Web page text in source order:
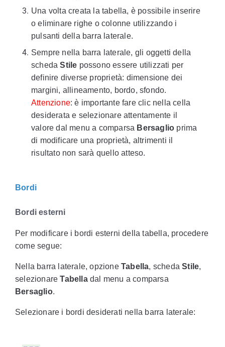
Una volta creata la tabella, è possibile inserire
o eliminare righe o colonne utilizzando i
pulsanti della barra laterale.
Sempre nella barra laterale, gli oggetti della
schedaStile possono essere utilizzati per
definire diverse proprietà: dimensione dei
margini, allineamento, bordo, sfondo.
Attenzione: è importante fare clic nella cella
desiderata e selezionare attentamente il
valore dal menu a comparsa Bersaglio prima
di modificare una proprietà, altrimenti il
risultato non sarà quello atteso.
Bordi
Bordi esterni
Per modificare i bordi esterni della tabella, procedere
come segue:
Nella barra laterale, opzione Tabella, schedaStile,
selezionareTabelladal menu a comparsa
Bersaglio.
Selezionare i bordi desiderati nella barra laterale: